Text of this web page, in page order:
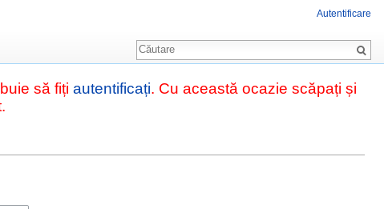
să fiți autentificați. Cu această ocazie scăpați și
Autentificare
Căutare